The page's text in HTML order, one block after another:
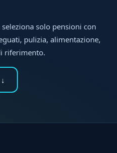
solo pensioni con
pulizia, alimentazione,
riferimento.